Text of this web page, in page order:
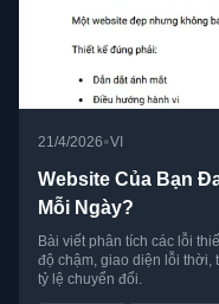
21/4/2026•VI
Website Của Bạn
Mỗi Ngày?
Bài viết phân tích các lỗi
độ chậm, giao diện lỗi thời,
tỷ lệ chuyển đổi.